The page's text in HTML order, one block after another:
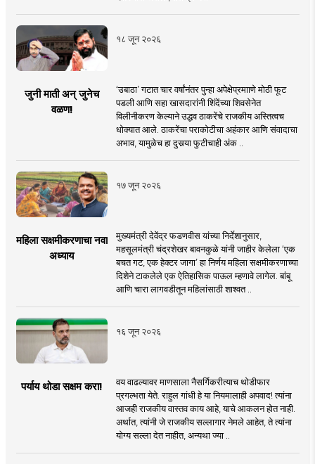
१८ जून २०२६
जुनी माती अन् जुनेच
वळण!
‘उबाठा’ गटात चार वर्षांनंतर पुन्हा अपेक्षेप्रमााणे मोठी फूट
पडली आणि सहा खासदारांनी शिंदेंच्या शिवसेनेत
विलीनीकरण केल्याने उद्धव ठाकरेंचे राजकीय अस्तित्वच
धोक्यात आले. ठाकरेंचा पराकोटीचा अहंकार आणि संवादाचा
अभाव, यामुळेच हा दुसर्‍या फुटीचाही अंक ..
१७ जून २०२६
महिला सक्षमीकरणाचा नवा
अध्याय
मुख्यमंत्री देवेंद्र फडणवीस यांच्या निर्देशानुसार,
महसूलमंत्री चंद्रशेखर बावनकुळे यांनी जाहीर केलेला ‘एक
बचत गट, एक हेक्टर जागा’ हा निर्णय महिला सक्षमीकरणाच्या
दिशेने टाकलेले एक ऐतिहासिक पाऊल म्हणावे लागेल. बांबू
आणि चारा लागवडीतून महिलांसाठी शाश्वत ..
१६ जून २०२६
पर्याय थोडा सक्षम करा!
वय वाढल्यावर माणसाला नैसर्गिकरीत्याच थोडीफार
प्रगल्भता येते. राहुल गांधी हे या नियमालाही अपवाद! त्यांना
आजही राजकीय वास्तव काय आहे, याचे आकलन होत नाही.
अर्थात, त्यांनी जे राजकीय सल्लागार नेमले आहेत, ते त्यांना
योग्य सल्ला देत नाहीत, अन्यथा ज्या ..